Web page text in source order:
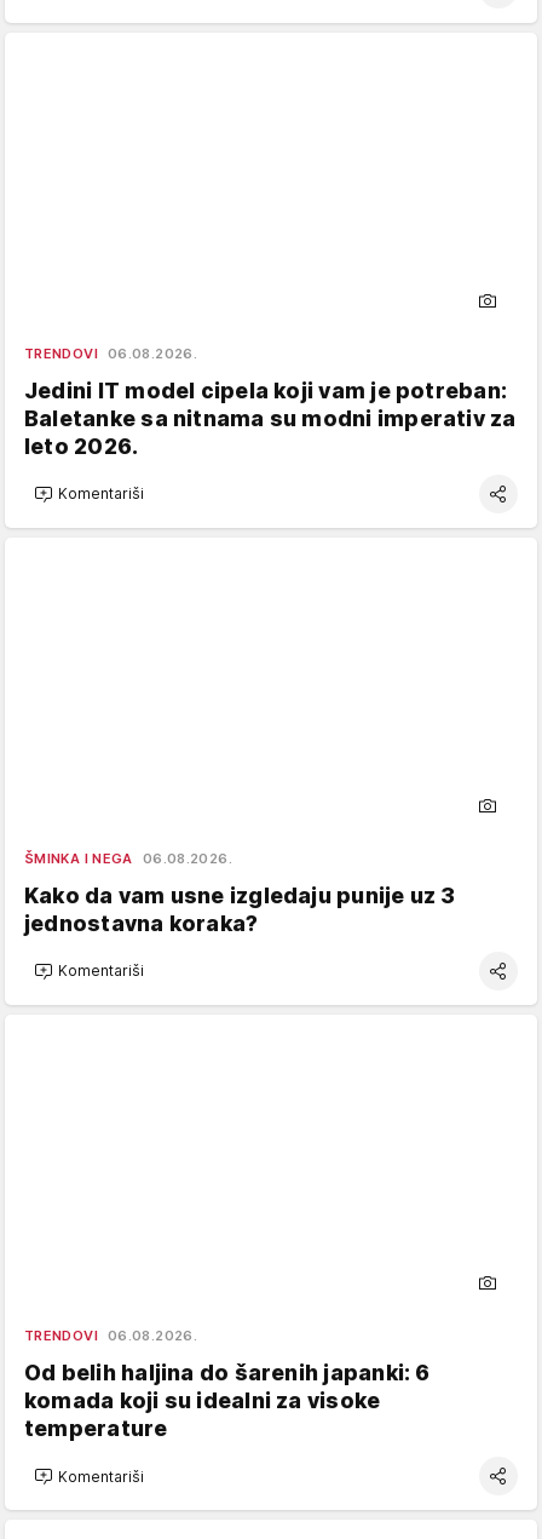
TRENDOVI 06.08.2026.
Jedini IT model cipela koji vam je potreban:
Baletanke sa nitnama su modni imperativ za
leto 2026.
Komentariši
ŠMINKA I NEGA 06.08.2026.
Kako da vam usne izgledaju punije uz 3
jednostavna koraka?
Komentariši
TRENDOVI 06.08.2026.
Od belih haljina do šarenih japanki: 6
komada koji su idealni za visoke
temperature
Komentariši